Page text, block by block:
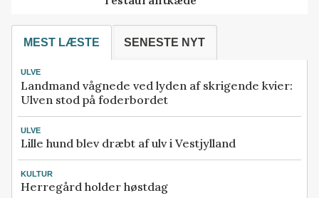
MEST LÆSTE SENESTE NYT
ULVE
Landmand vågnede ved lyden af skrigende kvier:
Ulven stod på foderbordet
ULVE
Lille hund blev dræbt af ulv i Vestjylland
KULTUR
Herregård holder høstdag